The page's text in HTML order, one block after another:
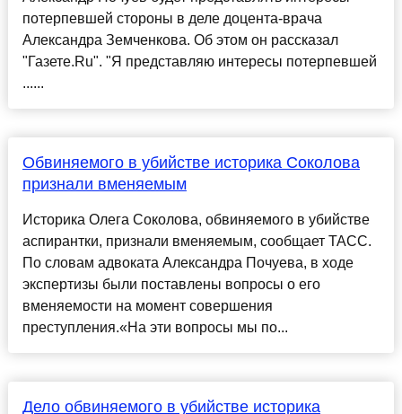
потерпевшей стороны в деле доцента-врача
Александра Земченкова. Об этом он рассказал
"Газете.Ru". "Я представляю интересы потерпевшей
......
Обвиняемого в убийстве историка Соколова
признали вменяемым
Историка Олега Соколова, обвиняемого в убийстве
аспирантки, признали вменяемым, сообщает ТАСС.
По словам адвоката Александра Почуева, в ходе
экспертизы были поставлены вопросы о его
вменяемости на момент совершения
преступления.«На эти вопросы мы по...
Дело обвиняемого в убийстве историка